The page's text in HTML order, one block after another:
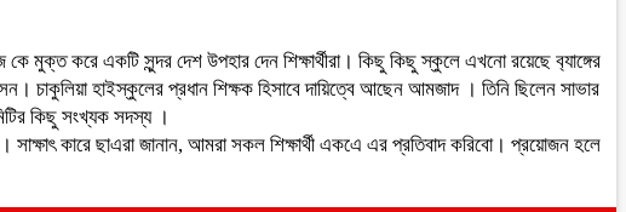
কে মুক্ত করে একটি সুন্দর দেশ উপহার দেন শিক্ষার্থীরা। কিছু কিছু স্কুলে এখনো রয়েছে ব‍্যাঙ্গের
চাকুলিয়া হাইস্কুলের প্রধান শিক্ষক হিসাবে দায়িত্বে আছেন আমজাদ । তিনি ছিলেন সাভার
কিছু সংখ্যক সদস্য ।
কারে ছাএরা জানান, আমরা সকল শিক্ষার্থী একএে এর প্রতিবাদ করিবো। প্রয়োজন হলে